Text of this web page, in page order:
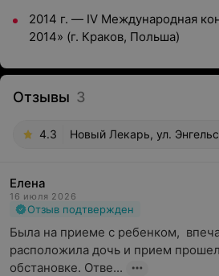
2014 г. — IV Международная
2014» (г. Краков, Польша)
Отзывы 3
4.3 Новый Лекарь, ул.
Елена
16 июля 2026
Отзыв подтвержден
Была на приеме с ребенком,
расположила дочь и прием
обстановке. Отве...